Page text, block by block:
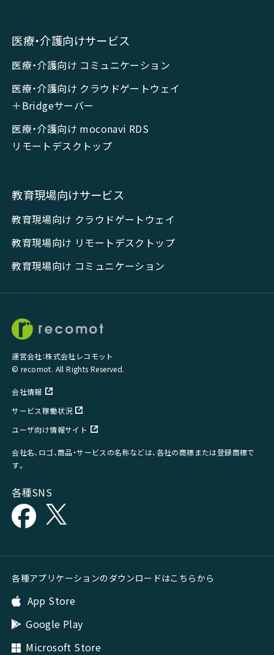
医療・介護向けサービス
医療・介護向け コミュニケーション
医療・介護向け クラウドゲートウェイ
＋Bridgeサーバー
医療・介護向け moconavi RDS
リモートデスクトップ
教育現場向けサービス
教育現場向け クラウドゲートウェイ
教育現場向け リモートデスクトップ
教育現場向け コミュニケーション
運営会社：株式会社レコモット
© recomot. All Rights Reserved.
会社情報
サービス稼働状況
ユーザ向け情報サイト
会社名、ロゴ、商品・サービスの名称などは、各社の商標または登録商標で
す。
各種SNS
各種アプリケーションのダウンロードはこちらから
App Store
Google Play
Microsoft Store